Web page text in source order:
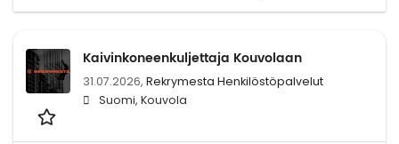
Kaivinkoneenkuljettaja Kouvolaan
31.07.2026, Rekrymesta Henkilöstöpalvelut
Suomi, Kouvola